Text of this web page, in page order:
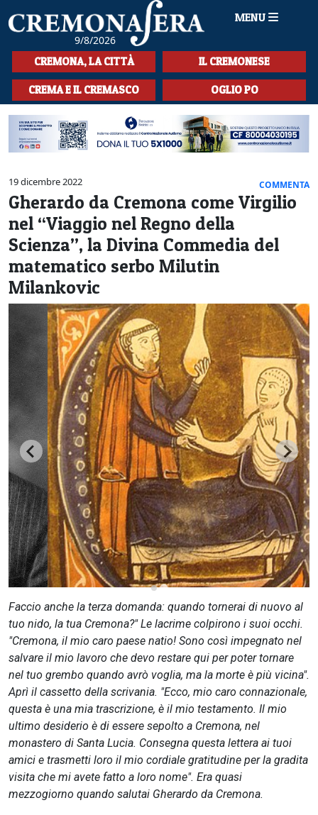
9/8/2026
MENU
HOME
CRONACA
SPORT
LA MUSICA
CULTURA
LA STORIA
SPETTACOLI
L'EDITORIALE
SEZIONI
CERCA
CREMONA, LA CITTÀ IL CREMONESE
CREMA E IL CREMASCO OGLIO PO
19 dicembre 2022 COMMENTA
Gherardo da Cremona come Virgilio
nel “Viaggio nel Regno della
Scienza”, la Divina Commedia del
matematico serbo Milutin
Milankovic
Faccio anche la terza domanda: quando tornerai di nuovo al
tuo nido, la tua Cremona?" Le lacrime colpirono i suoi occhi.
"Cremona, il mio caro paese natio! Sono così impegnato nel
salvare il mio lavoro che devo restare qui per poter tornare
nel tuo grembo quando avrò voglia, ma la morte è più vicina".
Aprì il cassetto della scrivania. "Ecco, mio caro connazionale,
questa è una mia trascrizione, è il mio testamento. Il mio
ultimo desiderio è di essere sepolto a Cremona, nel
monastero di Santa Lucia. Consegna questa lettera ai tuoi
amici e trasmetti loro il mio cordiale gratitudine per la gradita
visita che mi avete fatto a loro nome". Era quasi
mezzogiorno quando salutai Gherardo da Cremona.